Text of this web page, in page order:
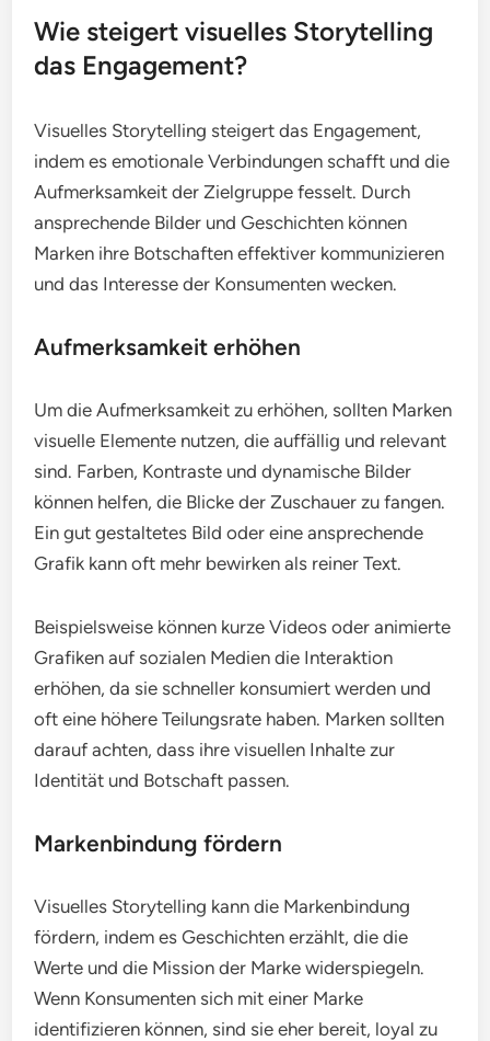
Wie steigert visuelles Storytelling
das Engagement?
Visuelles Storytelling steigert das Engagement,
indem es emotionale Verbindungen schafft und die
Aufmerksamkeit der Zielgruppe fesselt. Durch
ansprechende Bilder und Geschichten können
Marken ihre Botschaften effektiver kommunizieren
und das Interesse der Konsumenten wecken.
Aufmerksamkeit erhöhen
Um die Aufmerksamkeit zu erhöhen, sollten Marken
visuelle Elemente nutzen, die auffällig und relevant
sind. Farben, Kontraste und dynamische Bilder
können helfen, die Blicke der Zuschauer zu fangen.
Ein gut gestaltetes Bild oder eine ansprechende
Grafik kann oft mehr bewirken als reiner Text.
Beispielsweise können kurze Videos oder animierte
Grafiken auf sozialen Medien die Interaktion
erhöhen, da sie schneller konsumiert werden und
oft eine höhere Teilungsrate haben. Marken sollten
darauf achten, dass ihre visuellen Inhalte zur
Identität und Botschaft passen.
Markenbindung fördern
Visuelles Storytelling kann die Markenbindung
fördern, indem es Geschichten erzählt, die die
Werte und die Mission der Marke widerspiegeln.
Wenn Konsumenten sich mit einer Marke
identifizieren können, sind sie eher bereit, loyal zu